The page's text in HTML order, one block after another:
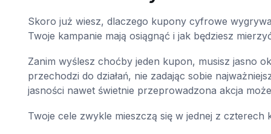
Skoro już wiesz, dlaczego kupony cyfrowe
Twoje kampanie mają osiągnąć i jak będziesz
Zanim wyślesz choćby jeden kupon, musisz jasno
przechodzi do działań, nie zadając sobie
jasności nawet świetnie przeprowadzona akcja
Twoje cele zwykle mieszczą się w jednej z czterech